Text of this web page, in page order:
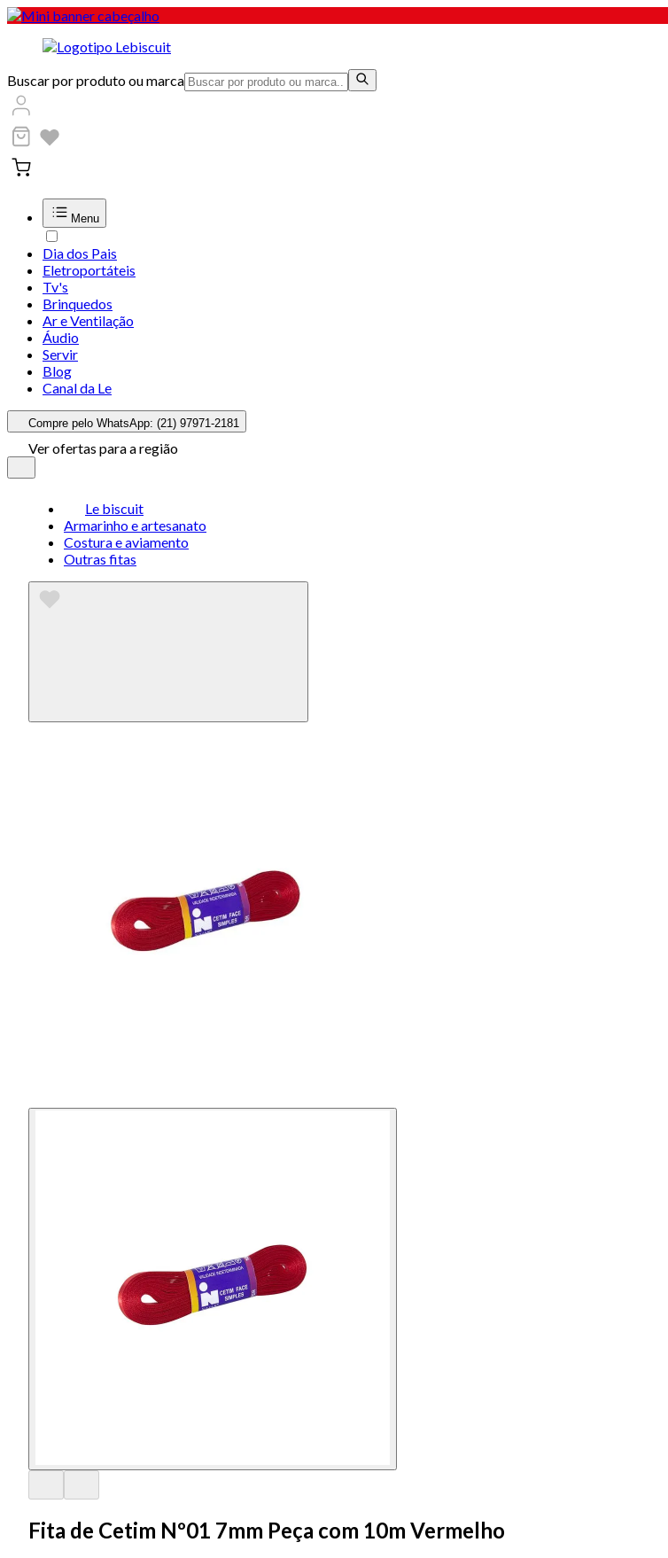
Buscar por produto ou marca
Menu
Dia dos Pais
Eletroportáteis
Tv's
Brinquedos
Ar e Ventilação
Áudio
Servir
Blog
Canal da Le
Compre pelo WhatsApp: (21) 97971-2181
Ver ofertas para a região
Le biscuit
Armarinho e artesanato
Costura e aviamento
Outras fitas
Fita de Cetim Nº01 7mm Peça com 10m Vermelho